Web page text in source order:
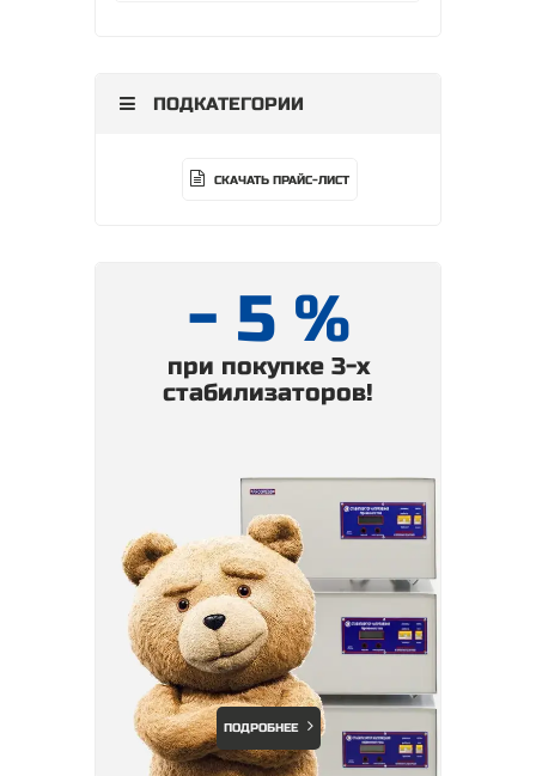
ПОДКАТЕГОРИИ
СКАЧАТЬ ПРАЙС-ЛИСТ
- 5 %
при покупке 3-х
стабилизаторов!
ПОДРОБНЕЕ